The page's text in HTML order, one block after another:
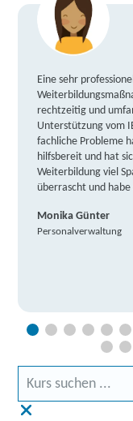
Eine sehr
rechtzeitig und
Unterstützung vom
fachliche Probleme
hilfsbereit und hat
Weiterbildung viel
überrascht und
Monika Günter
Personalverwaltung